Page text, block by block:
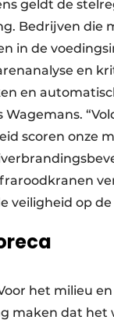
geldt de
Bedrijven die
in de
en
en
Wagemans.
scoren onze
veiligheid op
het milieu
maken dat het